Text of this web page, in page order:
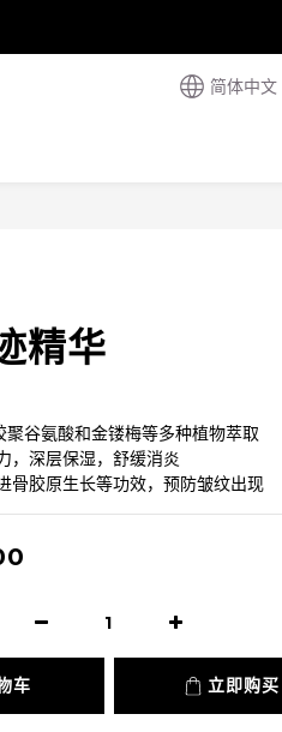
金獎】
简体中文
精华
聚谷氨酸和金镂梅等多种植物萃取
，深层保湿，舒缓消炎
骨胶原生长等功效，预防皱纹出现
车 立即购买